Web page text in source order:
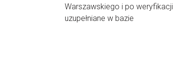
Warszawskiego i po weryfikacji
uzupełniane w bazie